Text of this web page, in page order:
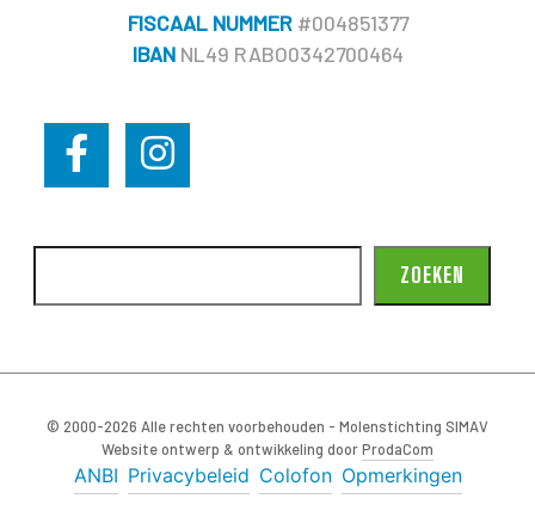
FISCAAL NUMMER#004851377
IBAN NL49 RABO0342700464
ZOEKEN
© 2000-2026 Alle rechten voorbehouden - Molenstichting SIMAV
Website ontwerp & ontwikkeling doorProdaCom
ANBI Privacybeleid Colofon Opmerkingen